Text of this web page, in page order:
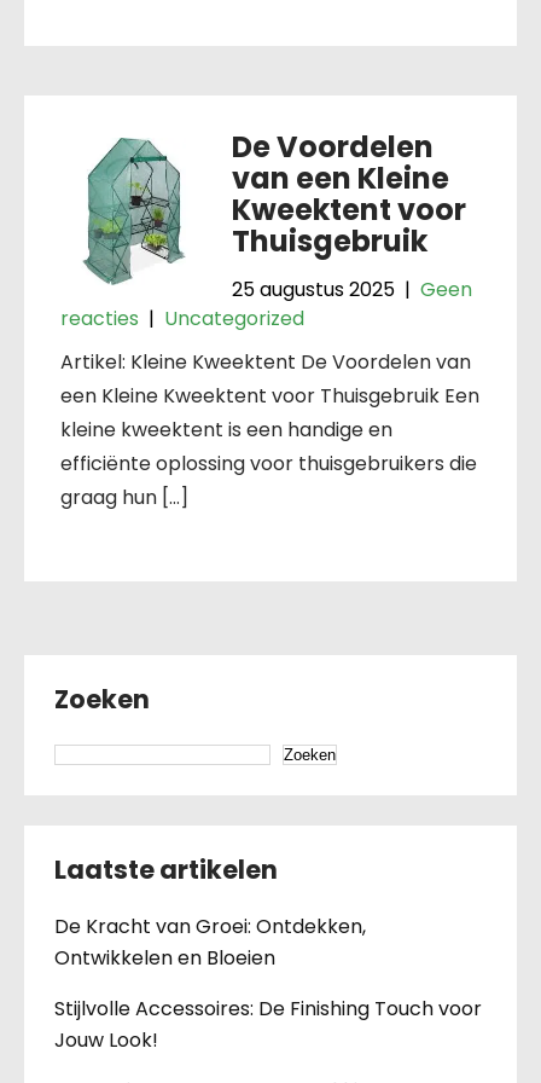
De Voordelen
van een Kleine
Kweektent voor
Thuisgebruik
25 augustus 2025 | Geen
reacties | Uncategorized
Artikel: Kleine Kweektent De Voordelen van
een Kleine Kweektent voor Thuisgebruik Een
kleine kweektent is een handige en
efficiënte oplossing voor thuisgebruikers die
graag hun […]
Zoeken
Zoeken
Laatste artikelen
De Kracht van Groei: Ontdekken,
Ontwikkelen en Bloeien
Stijlvolle Accessoires: De Finishing Touch voor
Jouw Look!